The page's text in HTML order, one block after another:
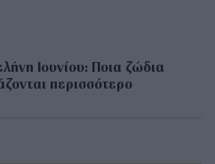
Ιουνίου: Ποια ζώδια
περισσότερο